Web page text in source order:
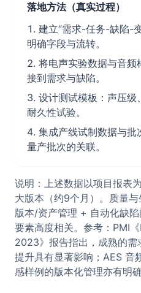
落地方法（真实过程）
建立“需求-任务-缺陷-
明确字段与流转。
将电声实验数据与音频
接到需求与缺陷。
设计测试模板：声压
耐久性试验。
集成产线试制数据与批
量产批次的关联。
说明：上述数据以项目报表
大版本（约9个月）。质量
版本/资产管理 + 自动化缺
要素高度相关。参考：PMI
2023》报告指出，成熟的
提升具有显著影响；AES 音
感样例的版本化管理亦有明确